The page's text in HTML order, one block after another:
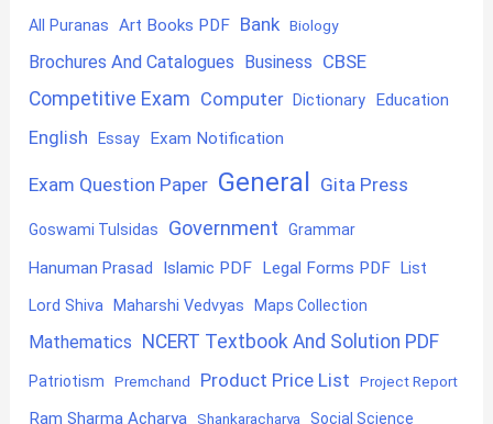
All Puranas Art Books PDF Bank Biology
Brochures And Catalogues Business CBSE
Competitive Exam Computer Dictionary Education
English Essay Exam Notification
Exam Question Paper General Gita Press
Goswami Tulsidas Government Grammar
Hanuman Prasad Islamic PDF Legal Forms PDF List
Lord Shiva Maharshi Vedvyas Maps Collection
Mathematics NCERT Textbook And Solution PDF
Patriotism Premchand Product Price List Project Report
Ram Sharma Acharya Shankaracharya Social Science